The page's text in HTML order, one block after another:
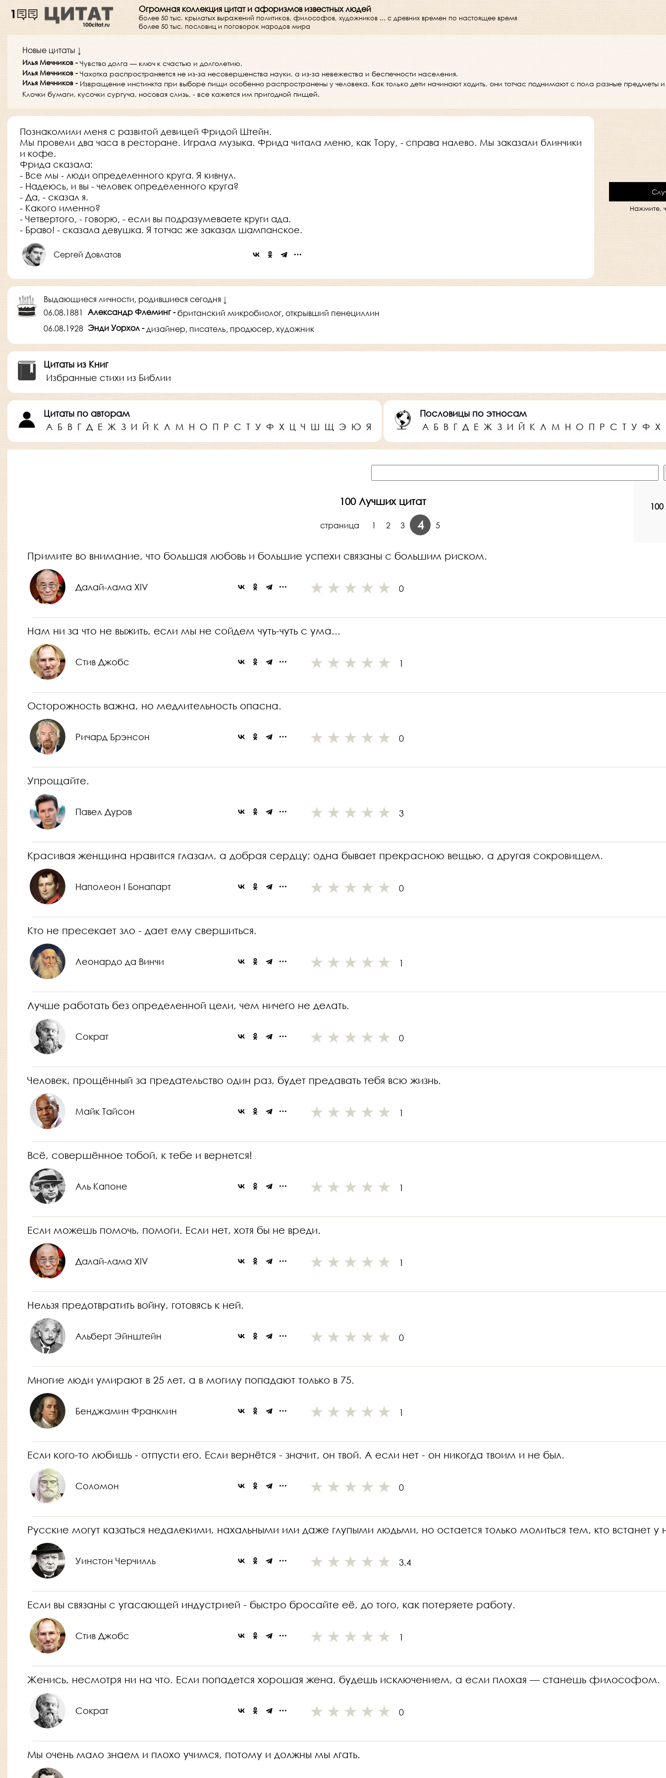
Огромная коллекция цитат и афоризмов известных людей
более 50 тыс. крылатых выражений политиков, философов, художников ... с древних времен по настоящее время
более 50 тыс. пословиц и поговорок народов мира
Новые цитаты ↓
Илья Мечников - Чувство долга — ключ к счастью и долголетию.
Илья Мечников - Чахотка распространяется не из-за несовершенства науки, а из-за невежества и беспечности населения.
Илья Мечников - Извращение инстинкта при выборе пищи особенно распространены у человека. Как только дети начинают ходить, они тотчас поднимают с пола разные предметы и
Клочки бумаги, кусочки сургуча, носовая слизь, - все кажется им пригодной пищей.
Познакомили меня с развитой девицей Фридой Штейн.
Мы провели два часа в ресторане. Играла музыка. Фрида читала меню, как Тору, - справа налево. Мы заказали блинчики
и кофе.
Фрида сказала:
- Все мы - люди определенного круга. Я кивнул.
- Надеюсь, и вы - человек определенного круга?
- Да, - сказал я.
- Какого именно?
- Четвертого, - говорю, - если вы подразумеваете круги ада.
- Браво! - сказала девушка. Я тотчас же заказал шампанское.
Нажмите,
Сергей Довлатов
Выдающиеся личности, родившиеся сегодня ↓
06.08.1881 Александр Флеминг -британский микробиолог, открывший пенециллин
06.08.1928 Энди Уорхол -дизайнер, писатель, продюсер, художник
Цитаты из Книг
Избранные стихи из Библии
Цитаты по авторам
А Б В Г Д Е Ж З И Й К Л М Н О П Р С Т У Ф Х Ц Ч Ш Щ Э Ю Я
Пословицы по этносам
А Б В Г Д Е Ж З И Й К Л М Н О П Р С Т У Ф Х
100 Лучших цитат
cтраница 1 2 3 4 5
Примите во внимание, что большая любовь и большие успехи связаны с большим риском.
Далай-лама XIV 0
Нам ни за что не выжить, если мы не сойдем чуть-чуть с ума...
Стив Джобс 1
Осторожность важна, но медлительность опасна.
Ричард Брэнсон 0
Упрощайте.
Павел Дуров 3
Красивая женщина нравится глазам, а добрая сердцу; одна бывает прекрасною вещью, а другая сокровищем.
Наполеон I Бонапарт 0
Кто не пресекает зло - дает ему свершиться.
Леонардо да Винчи 1
Лучше работать без определенной цели, чем ничего не делать.
Сократ 0
Человек, прощённый за предательство один раз, будет предавать тебя всю жизнь.
Майк Тайсон 1
Всё, совершённое тобой, к тебе и вернется!
Аль Капоне 1
Если можешь помочь, помоги. Если нет, хотя бы не вреди.
Далай-лама XIV 1
Нельзя предотвратить войну, готовясь к ней.
Альберт Эйнштейн 0
Многие люди умирают в 25 лет, а в могилу попадают только в 75.
Бенджамин Франклин 1
Если кого-то любишь - отпусти его. Если вернётся - значит, он твой. А если нет - он никогда твоим и не был.
Соломон 0
Русские могут казаться недалекими, нахальными или даже глупыми людьми, но остается только молиться тем, кто встанет у
Уинстон Черчилль 3.4
Если вы связаны с угасающей индустрией - быстро бросайте её, до того, как потеряете работу.
Стив Джобс 1
Женись, несмотря ни на что. Если попадется хорошая жена, будешь исключением, а если плохая — станешь философом.
Сократ 0
Мы очень мало знаем и плохо учимся, потому и должны мы лгать.